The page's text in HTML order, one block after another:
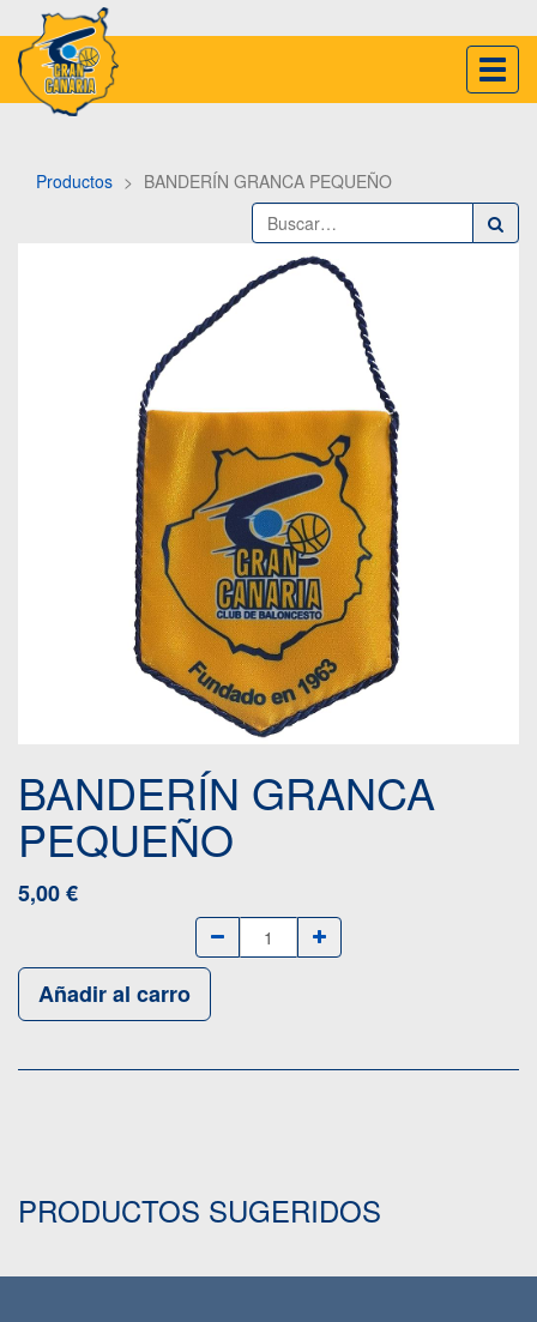
Productos BANDERÍN GRANCA PEQUEÑO
BANDERÍN GRANCA
PEQUEÑO
5,00€
Añadir al carro
PRODUCTOS SUGERIDOS